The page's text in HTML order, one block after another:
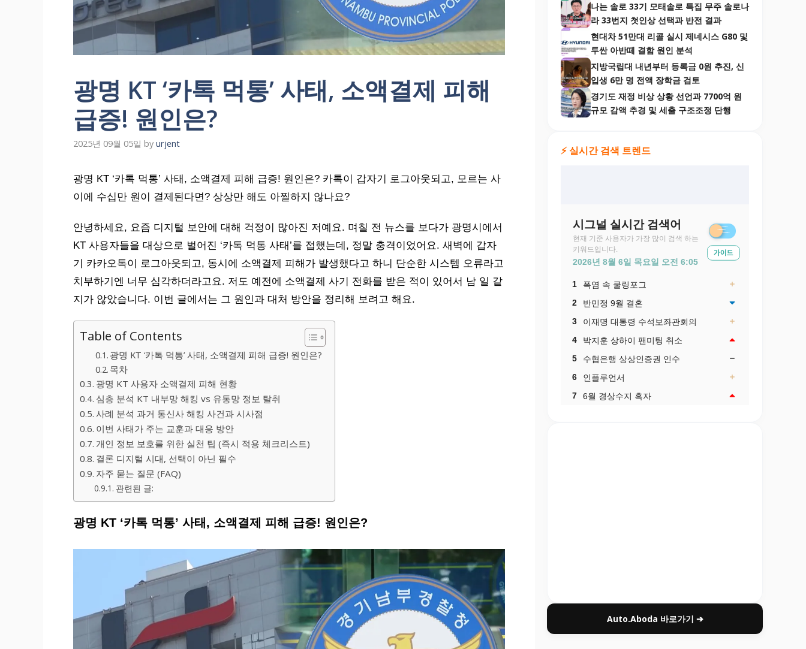
광명 KT ‘카톡 먹통’ 사태, 소액결제 피해
급증! 원인은?
2025년 09월 05일 by urjent
광명 KT ‘카톡 먹통’ 사태, 소액결제 피해 급증! 원인은? 카톡이 갑자기 로그아웃되고, 모르는 사
이에 수십만 원이 결제된다면? 상상만 해도 아찔하지 않나요?
안녕하세요, 요즘 디지털 보안에 대해 걱정이 많아진 저예요. 며칠 전 뉴스를 보다가 광명시에서
KT 사용자들을 대상으로 벌어진 ‘카톡 먹통 사태’를 접했는데, 정말 충격이었어요. 새벽에 갑자
기 카카오톡이 로그아웃되고, 동시에 소액결제 피해가 발생했다고 하니 단순한 시스템 오류라고
치부하기엔 너무 심각하더라고요. 저도 예전에 소액결제 사기 전화를 받은 적이 있어서 남 일 같
지가 않았습니다. 이번 글에서는 그 원인과 대처 방안을 정리해 보려고 해요.
Table of Contents
광명 KT ‘카톡 먹통’ 사태, 소액결제 피해 급증! 원인은?
목차
광명 KT 사용자 소액결제 피해 현황
심층 분석 KT 내부망 해킹 vs 유통망 정보 탈취
사례 분석 과거 통신사 해킹 사건과 시사점
이번 사태가 주는 교훈과 대응 방안
개인 정보 보호를 위한 실천 팁 (즉시 적용 체크리스트)
결론 디지털 시대, 선택이 아닌 필수
자주 묻는 질문 (FAQ)
관련된 글:
광명 KT ‘카톡 먹통’ 사태, 소액결제 피해 급증! 원인은?
나는 솔로 33기 모태솔로 특집 무주 솔로나
라 33번지 첫인상 선택과 반전 결과
현대차 51만대 리콜 실시 제네시스 G80 및
투싼 아반떼 결함 원인 분석
지방국립대 내년부터 등록금 0원 추진, 신
입생 6만 명 전액 장학금 검토
경기도 재정 비상 상황 선언과 7700억 원
규모 감액 추경 및 세출 구조조정 단행
⚡ 실시간 검색 트렌드
Auto.Aboda 바로가기 ➔